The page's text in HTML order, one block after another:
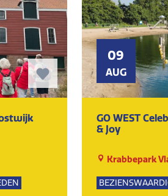
09
AUG
GO WEST
& Joy
Krabbepark